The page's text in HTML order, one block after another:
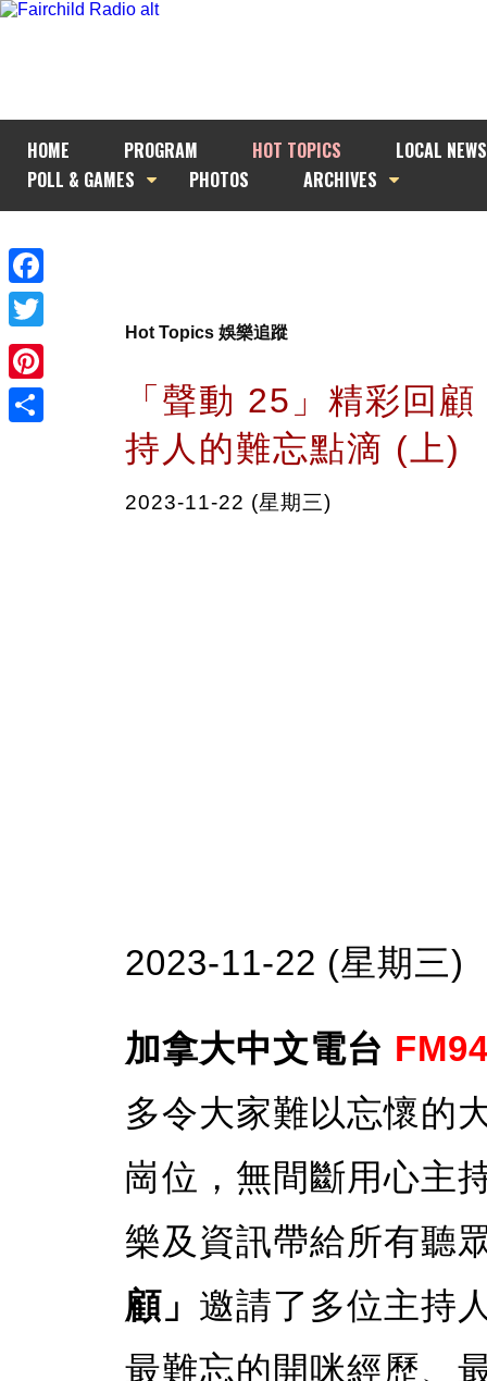
HOME PROGRAM HOT TOPICS
LOCAL NEWS
POLL & GAMES
PHOTOS ARCHIVES
Facebook
Twitter
Pinterest
Hot Topics 娛樂追蹤
「聲動 25」精彩回
持人的難忘點滴 (上)
2023-11-22 (星期三)
2023-11-22 (星期三)
加拿大中文電台
多令大家難以忘懷的
崗位，無間斷用心主
樂及資訊帶給所有聽
顧」 邀請了多位主持
最難忘的開咪經歷、